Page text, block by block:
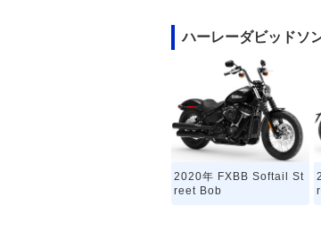
ハーレーダビッドソ
2020年 FXBB Softail St
reet Bob